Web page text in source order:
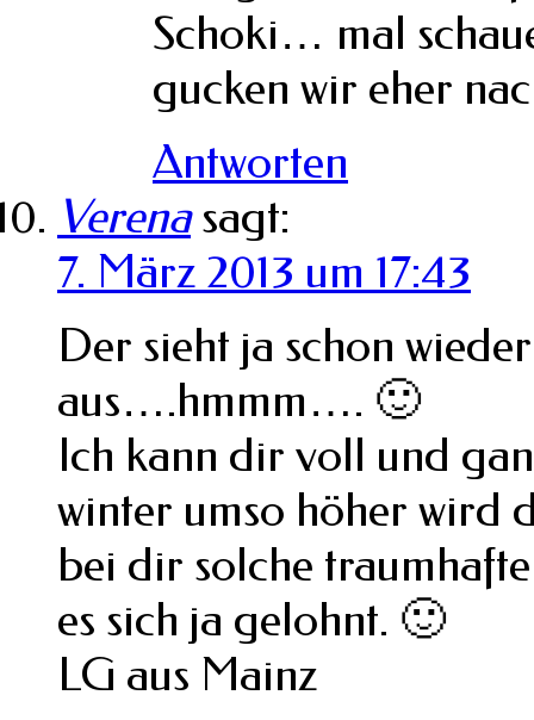
Schoki… mal
gucken wir eher
Antworten
Verena sagt:
7. März 2013 um 17:43
Der sieht ja schon
aus….hmmm…. 🙂
Ich kann dir voll und
winter umso höher wird
bei dir solche
es sich ja gelohnt. 🙂
LG aus Mainz